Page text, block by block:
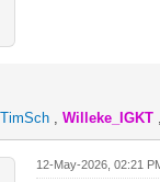
TimSch ,Willeke_IGKT ,
12-May-2026, 02:21